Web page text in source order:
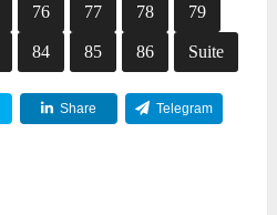
76 77 78 79
84 85 86 Suite
Share Telegram